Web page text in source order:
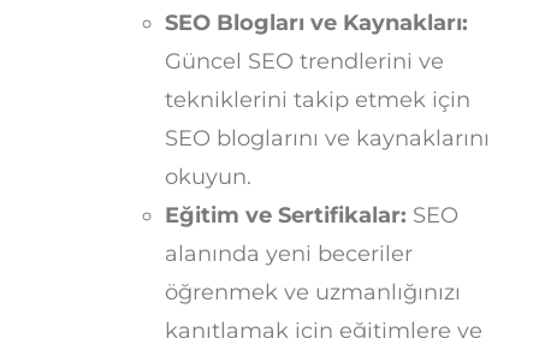
SEO Blogları ve Kaynakları:
Güncel SEO trendlerini ve
tekniklerini takip etmek için
SEO bloglarını ve kaynaklarını
okuyun.
Eğitim ve Sertifikalar: SEO
alanında yeni beceriler
öğrenmek ve uzmanlığınızı
kanıtlamak için eğitimlere ve